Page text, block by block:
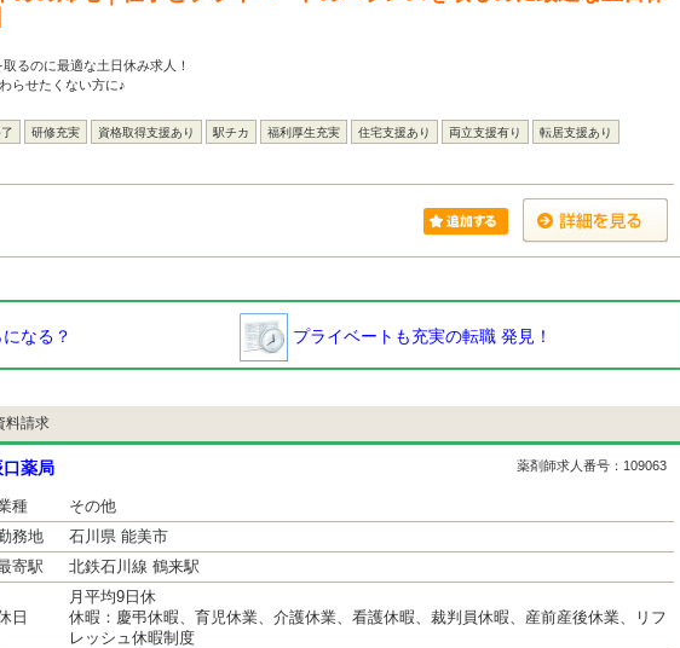
るのに最適な土日休み求人！
らせたくない方に♪
研修充実 資格取得支援あり 駅チカ 福利厚生充実 住宅支援あり 両立支援有り 転居支援あり
なる？ プライベートも充実の転職 発見！
料請求
薬局 薬剤師求人番号：109063
種
その他
務地
石川県 能美市
寄駅
北鉄石川線 鶴来駅
日
月平均9日休
休暇：慶弔休暇、育児休業、介護休業、看護休暇、裁判員休暇、産前産後休業、リフ
レッシュ休暇制度